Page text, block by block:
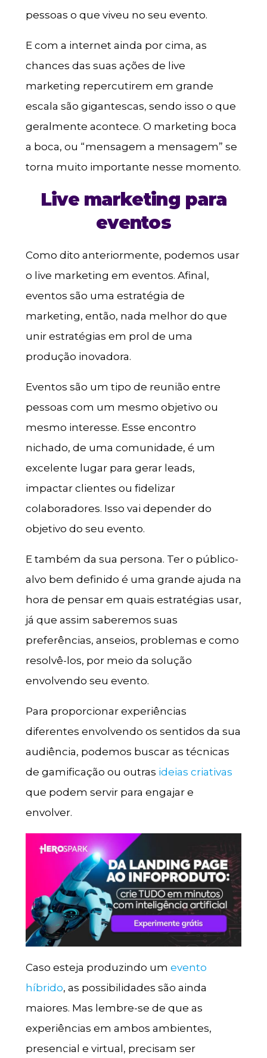
pessoas o que viveu no seu evento.
E com a internet ainda por cima, as
chances das suas ações de live
marketing repercutirem em grande
escala são gigantescas, sendo isso o que
geralmente acontece. O marketing boca
a boca, ou “mensagem a mensagem” se
torna muito importante nesse momento.
Live marketing para
eventos
Como dito anteriormente, podemos usar
o live marketing em eventos. Afinal,
eventos são uma estratégia de
marketing, então, nada melhor do que
unir estratégias em prol de uma
produção inovadora.
Eventos são um tipo de reunião entre
pessoas com um mesmo objetivo ou
mesmo interesse. Esse encontro
nichado, de uma comunidade, é um
excelente lugar para gerar leads,
impactar clientes ou fidelizar
colaboradores. Isso vai depender do
objetivo do seu evento.
E também da sua persona. Ter o público-
alvo bem definido é uma grande ajuda na
hora de pensar em quais estratégias usar,
já que assim saberemos suas
preferências, anseios, problemas e como
resolvê-los, por meio da solução
envolvendo seu evento.
Para proporcionar experiências
diferentes envolvendo os sentidos da sua
audiência, podemos buscar as técnicas
de gamificação ou outras ideias criativas
que podem servir para engajar e
envolver.
Caso esteja produzindo um evento
híbrido, as possibilidades são ainda
maiores. Mas lembre-se de que as
experiências em ambos ambientes,
presencial e virtual, precisam ser